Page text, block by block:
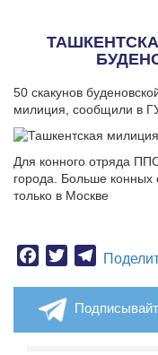
50 скакунов
милиция, сообщили в
Для конного отряда
города. Больше конных
только в Москве
Facebook
TwitterTelegram